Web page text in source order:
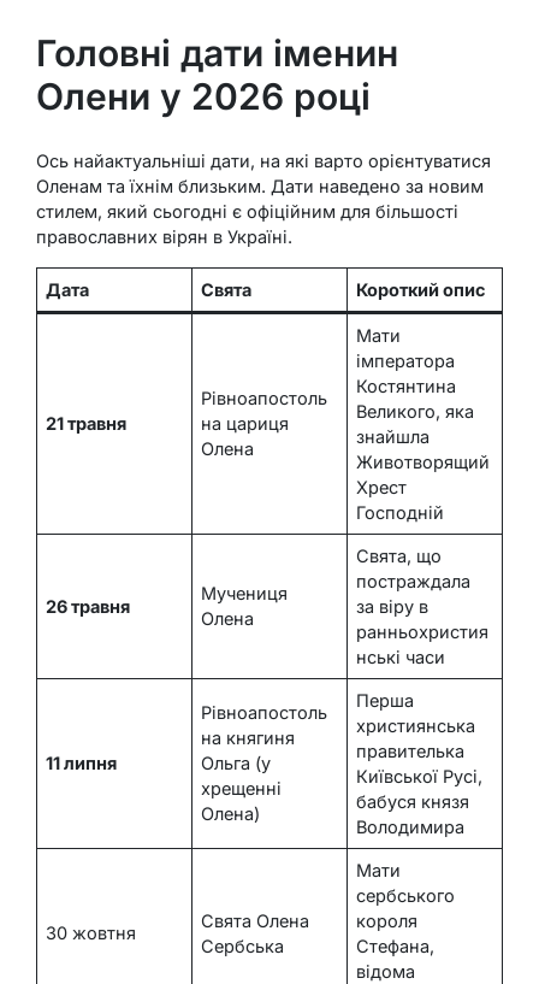
Головні дати іменин
Олени у 2026 році
Ось найактуальніші дати, на які варто орієнтуватися
Оленам та їхнім близьким. Дати наведено за новим
стилем, який сьогодні є офіційним для більшості
православних вірян в Україні.
Дата Свята Короткий опис
21 травня
Рівноапостоль
на цариця
Олена
Мати
імператора
Костянтина
Великого, яка
знайшла
Животворящий
Хрест
Господній
26 травня
Мучениця
Олена
Свята, що
постраждала
за віру в
ранньохристия
нські часи
11 липня
Рівноапостоль
на княгиня
Ольга (у
хрещенні
Олена)
Перша
християнська
правителька
Київської Русі,
бабуся князя
Володимира
30 жовтня
Свята Олена
Сербська
Мати
сербського
короля
Стефана,
відома